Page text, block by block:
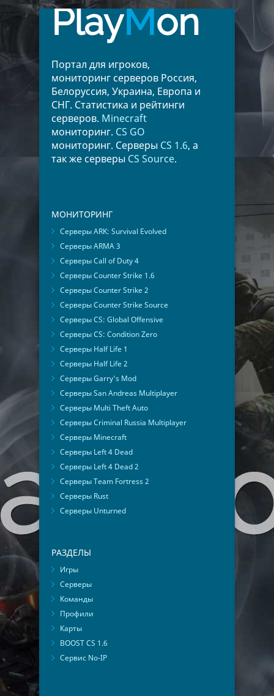
PlayMon
Портал для игроков,
мониторинг серверов Россия,
Белоруссия, Украина, Европа и
СНГ. Статистика и рейтинги
серверов. Minecraft
мониторинг. CS GO
мониторинг. Серверы CS 1.6, а
так же серверы CS Source.
МОНИТОРИНГ
Серверы ARK: Survival Evolved
Серверы ARMA 3
Серверы Call of Duty 4
Серверы Counter Strike 1.6
Серверы Counter Strike 2
Серверы Counter Strike Source
Серверы CS: Global Offensive
Серверы CS: Condition Zero
Серверы Half Life 1
Серверы Half Life 2
Серверы Garry's Mod
Серверы San Andreas Multiplayer
Серверы Multi Theft Auto
Серверы Criminal Russia Multiplayer
Серверы Minecraft
Серверы Left 4 Dead
Серверы Left 4 Dead 2
Серверы Team Fortress 2
Серверы Rust
Серверы Unturned
РАЗДЕЛЫ
Игры
Серверы
Команды
Профили
Карты
BOOST CS 1.6
Сервис No-IP